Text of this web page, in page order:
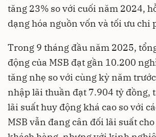
tăng 23% so với cuối năm 2024,
dạng hóa nguồn vốn và tối ưu chi
Trong 9 tháng đầu năm 2025,
động của MSB đạt gần 10.200
tăng nhẹ so với cùng kỳ năm
nhập lãi thuần đạt 7.904 tỷ đồng,
lãi suất huy động khá cao so với
MSB vẫn đang cân đối lãi suất